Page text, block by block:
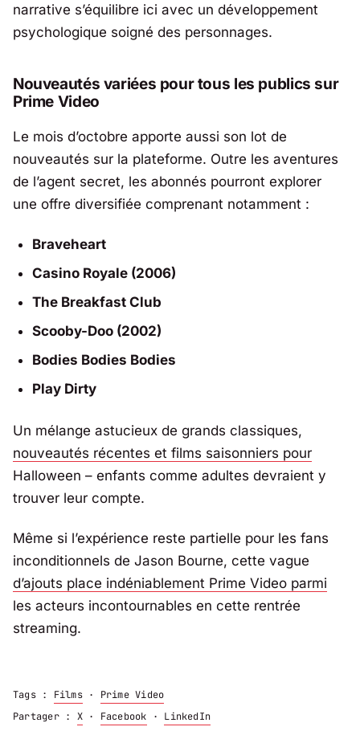
narrative s’équilibre ici avec un développement
psychologique soigné des personnages.
Nouveautés variées pour tous les publics sur
Prime Video
Le mois d’octobre apporte aussi son lot de
nouveautés sur la plateforme. Outre les aventures
de l’agent secret, les abonnés pourront explorer
une offre diversifiée comprenant notamment :
Braveheart
Casino Royale (2006)
The Breakfast Club
Scooby-Doo (2002)
Bodies Bodies Bodies
Play Dirty
Un mélange astucieux de grands classiques,
nouveautés récentes et films saisonniers pour
Halloween – enfants comme adultes devraient y
trouver leur compte.
Même si l’expérience reste partielle pour les fans
inconditionnels de Jason Bourne, cette vague
d’ajouts place indéniablement Prime Video parmi
les acteurs incontournables en cette rentrée
streaming.
Tags : Films· Prime Video
Partager : X· Facebook · LinkedIn